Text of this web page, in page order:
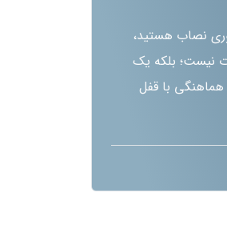
نصاب هستید،
نیست؛ بلکه یک
با قفل